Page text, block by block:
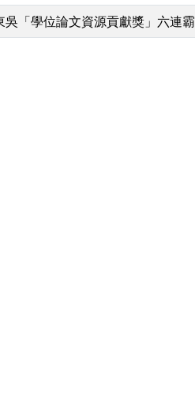
吳「學位論文資源貢獻獎」六連霸